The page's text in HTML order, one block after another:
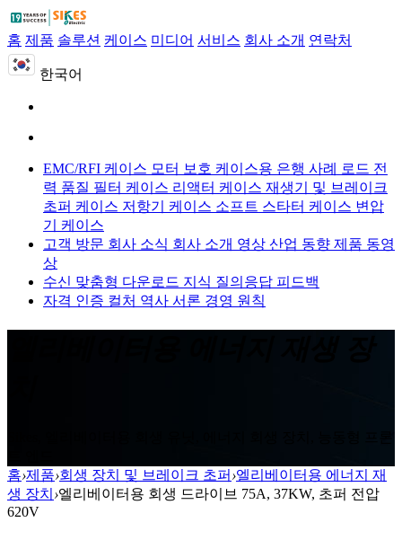
홈 제품 솔루션 케이스 미디어 서비스 회사 소개 연락처
한국어
EMC/RFI 케이스 모터 보호 케이스용 은행 사례 로드 전
력 품질 필터 케이스 리액터 케이스 재생기 및 브레이크
초퍼 케이스 저항기 케이스 소프트 스타터 케이스 변압
기 케이스
고객 방문 회사 소식 회사 소개 영상 산업 동향 제품 동영
상
수신 맞춤형 다운로드 지식 질의응답 피드백
자격 인증 컬처 역사 서론 경영 원칙
홈›제품›회생 장치 및 브레이크 초퍼 ›엘리베이터용 에너지 재
생 장치 ›엘리베이터용 회생 드라이브 75A, 37KW, 초퍼 전압
620V